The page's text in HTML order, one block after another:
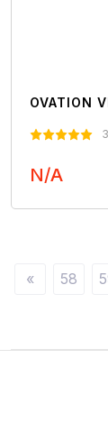
OVATION
N/A
« 58